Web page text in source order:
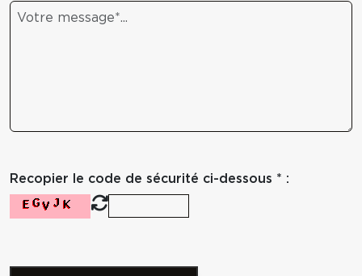
Recopier le code de sécurité ci-dessous * :